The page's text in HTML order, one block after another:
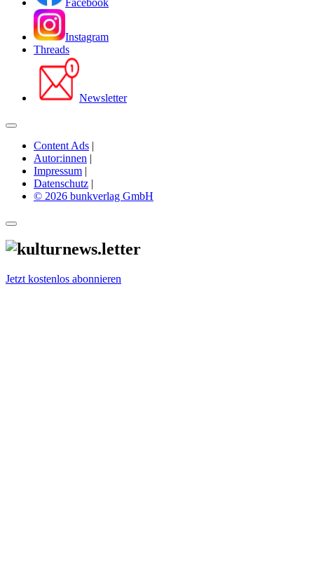
Instagram
Threads
Newsletter
Content Ads |
Autor:innen |
Impressum |
Datenschutz |
© 2026 bunkverlag GmbH
Jetzt kostenlos abonnieren